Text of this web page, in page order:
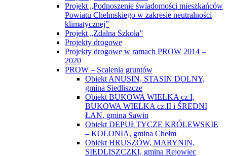
Projekt „Podnoszenie świadomości mieszkańców
Powiatu Chełmskiego w zakresie neutralności
klimatycznej”
Projekt „Zdalna Szkoła”
Projekty drogowe
Projekty drogowe w ramach PROW 2014 –
2020
PROW – Scalenia gruntów
Obiekt ANUSIN, STASIN DOLNY,
gmina Siedliszcze
Obiekt BUKOWA WIELKA cz.I,
BUKOWA WIELKA cz.II i ŚREDNI
ŁAN, gmina Sawin
Obiekt DEPUŁTYCZE KRÓLEWSKIE
– KOLONIA, gmina Chełm
Obiekt HRUSZÓW, MARYNIN,
SIEDLISZCZKI, gmina Rejowiec